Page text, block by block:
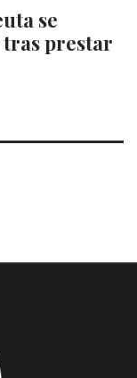
se
prestar